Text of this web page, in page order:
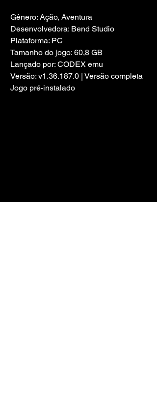
Gênero: Ação, Aventura
Desenvolvedora: Bend Studio
Plataforma: PC
Tamanho do jogo: 60,8 GB
Lançado por: CODEX emu
Versão: v1.36.187.0 | Versão completa
Jogo pré-instalado